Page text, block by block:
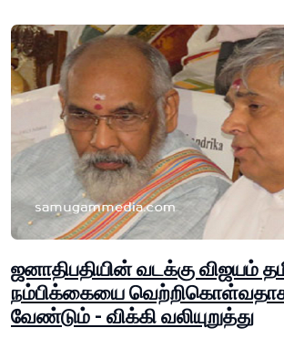
ஜனாதிபதியின் வடக்கு விஜயம்
நம்பிக்கையை
வேண்டும் - விக்கி வலியுறுத்து